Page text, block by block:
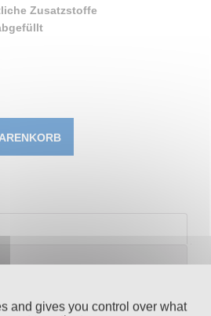
Zusatzstoffe
and gives you control over what